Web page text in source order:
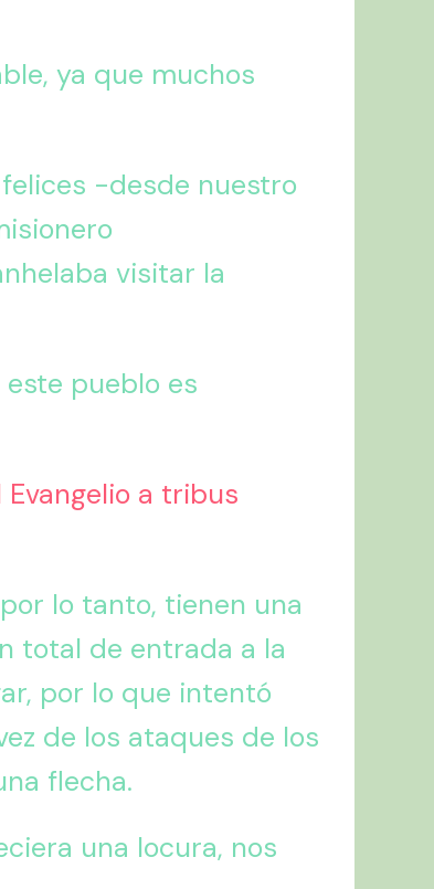
ya que muchos
-desde nuestro
visitar la
pueblo es
a tribus
lo tanto, tienen una
total de entrada a la
por lo que intentó
de los ataques de los
flecha.
una locura, nos